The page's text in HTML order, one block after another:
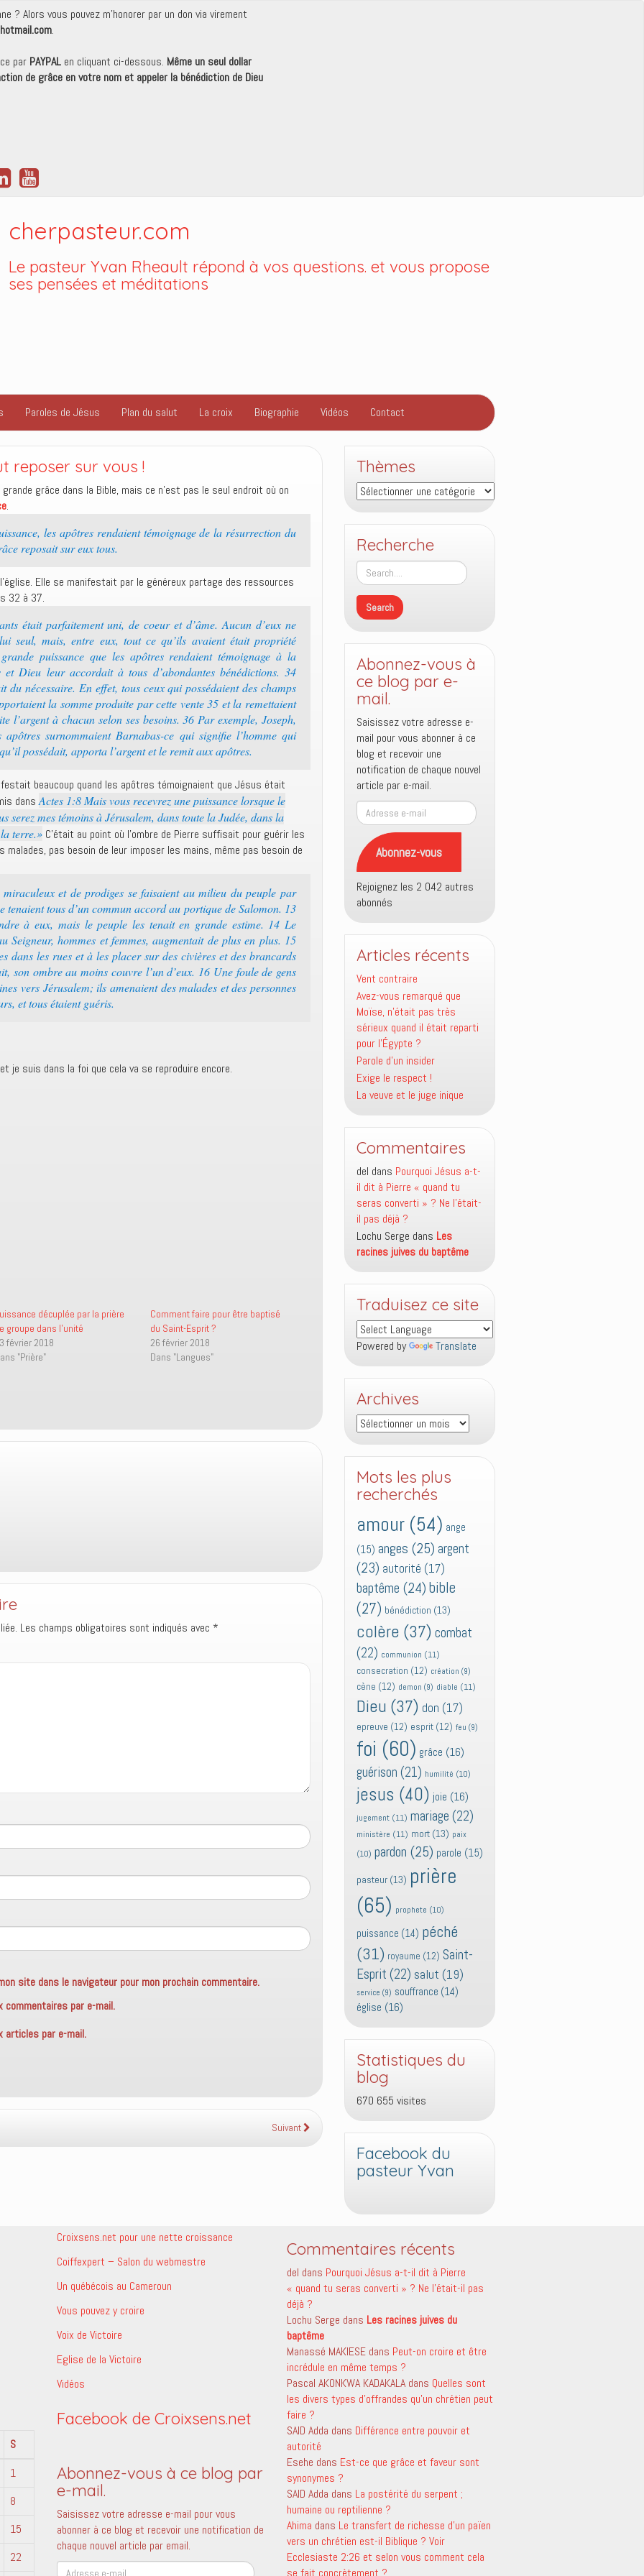
? Alors vous pouvez m'honorer par un don via virement
.
par PAYPAL en cliquant ci-dessous. Même un seul dollar
de grâce en votre nom et appeler la bénédiction de Dieu
cherpasteur.com
Le pasteur Yvan Rheault répond à vos questions. et vous propose
ses pensées et méditations
Paroles de Jésus Plan du salut La croix Biographie Vidéos Contact
reposer sur vous !
grâce dans la Bible, mais ce n’est pas le seul endroit où on
.
les apôtres rendaient témoignage de la résurrection du
reposait sur eux tous.
Elle se manifestait par le généreux partage des ressources
32 à 37.
était parfaitement uni, de coeur et d’âme. Aucun d’eux ne
seul, mais, entre eux, tout ce qu’ils avaient était propriété
puissance que les apôtres rendaient témoignage à la
et Dieu leur accordait à tous d’abondantes bénédictions. 34
du nécessaire. En effet, tous ceux qui possédaient des champs
la somme produite par cette vente 35 et la remettaient
l’argent à chacun selon ses besoins. 36 Par exemple, Joseph,
surnommaient Barnabas-ce qui signifie l’homme qui
possédait, apporta l’argent et le remit aux apôtres.
beaucoup quand les apôtres témoignaient que Jésus était
dansActes 1:8 Mais vous recevrez une puissance lorsque le
serez mes témoins à Jérusalem, dans toute la Judée, dans la
terre.» C’était au point où l’ombre de Pierre suffisait pour guérir les
malades, pas besoin de leur imposer les mains, même pas besoin de
et de prodiges se faisaient au milieu du peuple par
tenaient tous d’un commun accord au portique de Salomon. 13
à eux, mais le peuple les tenait en grande estime. 14 Le
Seigneur, hommes et femmes, augmentait de plus en plus. 15
dans les rues et à les placer sur des civières et des brancards
son ombre au moins couvre l’un d’eux. 16 Une foule de gens
vers Jérusalem; ils amenaient des malades et des personnes
et tous étaient guéris.
je suis dans la foi que cela va se reproduire encore.
décuplée par la prière
groupe dans l’unité
février 2018
"Prière"
Comment faire pour être baptisé
du Saint-Esprit ?
26 février 2018
Dans "Langues"
Les champs obligatoires sont indiqués avec *
site dans le navigateur pour mon prochain commentaire.
commentaires par e-mail.
articles par e-mail.
Suivant
Thèmes
Thèmes
Recherche
Abonnez-vous à
ce blog par e-
mail.
Saisissez votre adresse e-
mail pour vous abonner à ce
blog et recevoir une
notification de chaque nouvel
article par e-mail.
Adresse
e-
mail
Abonnez-vous
Rejoignez les 2 042 autres
abonnés
Articles récents
Vent contraire
Avez-vous remarqué que
Moïse, n’était pas très
sérieux quand il était reparti
pour l’Égypte ?
Parole d’un insider
Exige le respect !
La veuve et le juge inique
Commentaires
del dans Pourquoi Jésus a-t-
il dit à Pierre « quand tu
seras converti » ? Ne l’était-
il pas déjà ?
Lochu Serge dans Les
racines juives du baptême
Traduisez ce site
Powered by Translate
Archives
Archives
Mots les plus
recherchés
amour (54) ange
(15) anges (25) argent
(23) autorité (17)
baptême (24) bible
(27) bénédiction (13)
colère (37) combat
(22) communion (11)
consecration (12) création (9)
cène (12) demon (9) diable (11)
Dieu (37) don (17)
epreuve (12) esprit (12) feu (9)
foi (60) grâce (16)
guérison (21) humilité (10)
jesus (40) joie (16)
jugement (11) mariage (22)
ministère (11) mort (13) paix
(10) pardon (25) parole (15)
pasteur (13) prière
(65) prophete (10)
puissance (14) péché
(31) royaume (12) Saint-
Esprit (22) salut (19)
service (9) souffrance (14)
église (16)
Statistiques du
blog
670 655 visites
Facebook du
pasteur Yvan
S
1
8
15
22
Croixsens.net pour une nette croissance
Coiffexpert – Salon du webmestre
Un québécois au Cameroun
Vous pouvez y croire
Voix de Victoire
Eglise de la Victoire
Vidéos
Facebook de Croixsens.net
Abonnez-vous à ce blog par
e-mail.
Saisissez votre adresse e-mail pour vous
abonner à ce blog et recevoir une notification de
chaque nouvel article par email.
Adresse
Commentaires récents
del dans Pourquoi Jésus a-t-il dit à Pierre
« quand tu seras converti » ? Ne l’était-il pas
déjà ?
Lochu Serge dans Les racines juives du
baptême
Manassé MAKIESEdans Peut-on croire et être
incrédule en même temps ?
Pascal AKONKWA KADAKALAdans Quelles sont
les divers types d’offrandes qu’un chrétien peut
faire ?
SAID Adda dans Différence entre pouvoir et
autorité
Esehe dans Est-ce que grâce et faveur sont
synonymes ?
SAID Adda dans La postérité du serpent ;
humaine ou reptilienne ?
Ahima dans Le transfert de richesse d’un païen
vers un chrétien est-il Biblique ? Voir
Ecclesiaste 2:26 et selon vous comment cela
se fait concrètement ?